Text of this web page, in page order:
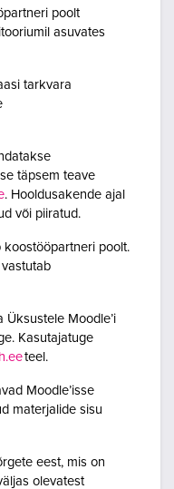
poolt
asuvates
tarkvara
täpsem teave
. Hooldusakende ajal
või piiratud.
koostööpartneri poolt.
Üksustele Moodle’i
Kasutajatuge
teel.
Moodle’isse
materjalide sisu
eest, mis on
olevatest